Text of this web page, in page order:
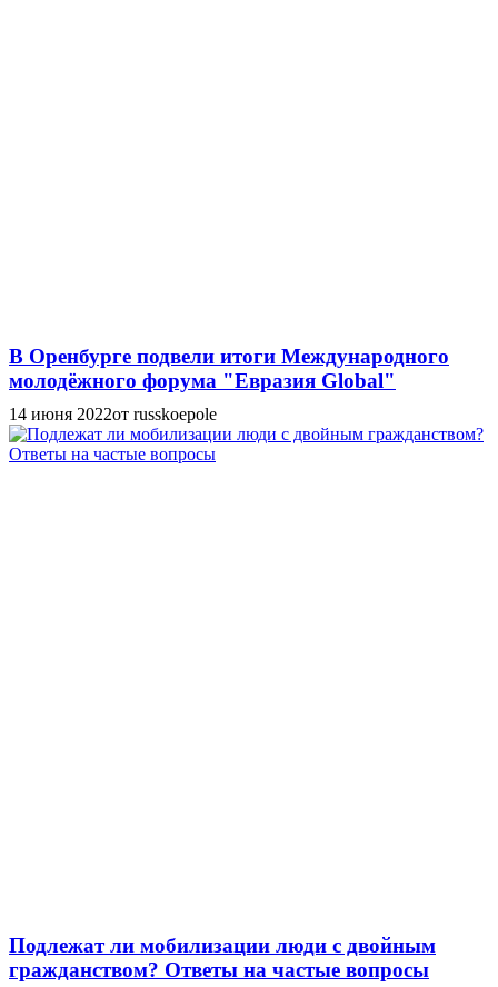
В Оренбурге подвели итоги Международного
молодёжного форума "Евразия Global"
14 июня 2022от russkoepole
Подлежат ли мобилизации люди с двойным
гражданством? Ответы на частые вопросы